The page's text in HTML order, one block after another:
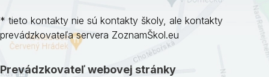
* tieto kontakty nie sú kontakty školy, ale kontakty
prevádzkovateľa servera ZoznamŠkol.eu
Prevádzkovateľ webovej stránky